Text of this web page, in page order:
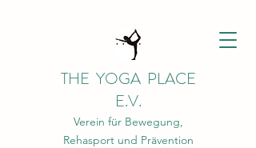
THE YOGA PLACE
E.V.
Verein für Bewegung,
Rehasport und Prävention